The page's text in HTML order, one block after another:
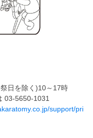
日を除く)10～17時
03-5650-1031
support/pri